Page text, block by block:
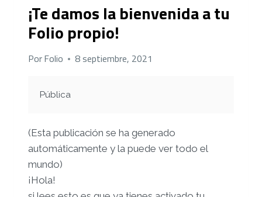
¡Te damos la bienvenida a tu
Folio propio!
PorFolio 8 septiembre, 2021
Pública
(Esta publicación se ha generado
automáticamente y la puede ver todo el
mundo)
¡Hola!